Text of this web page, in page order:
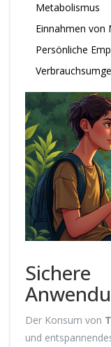
Metabolismus
Einnahmen von
Persönliche
Sichere
Der Konsum von
und